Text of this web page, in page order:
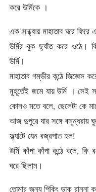
করে উর্মিকে ।
এক সন্ধ্যায় মাহাতাব ঘরে
উর্মির বুক ছ্যাঁত করে ওঠে।
উর্মি।
মাহাতাব গম্ভীর কন্ঠে জিজ্ঞেস
মুহূর্তেই জমে যায় উর্মি ।
কোনও মতে বলে, ছেলেটা কে
আজ দুপুরে যার সঙ্গে বসুন্ধরায়
ফ্ল্যাটে যেন বজ্রপাত হল!
উর্মি কাঁপা কাঁপা কন্ঠে বলে,
ঘরে ছিলাম।
তোমার জন্য পিকিং ডাক রান্না